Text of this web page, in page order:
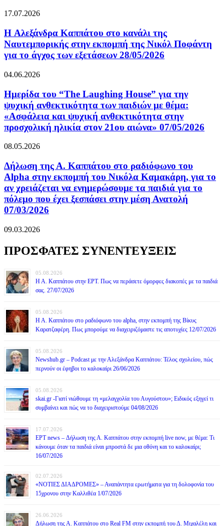
17.07.2026
H Αλεξάνδρα Καππάτου στο κανάλι της
Ναυτεμπορικής στην εκπομπή της Νικόλ Ποφάντη
για το άγχος των εξετάσεων 28/05/2026
04.06.2026
Ημερίδα του “The Laughing House” για την
ψυχική ανθεκτικότητα των παιδιών με θέμα:
«Ασφάλεια και ψυχική ανθεκτικότητα στην
προσχολική ηλικία στον 21ου αιώνα» 07/05/2026
08.05.2026
Δήλωση της Α. Καππάτου στο ραδιόφωνο του
Alpha στην εκπομπή του Νικόλα Καμακάρη, για το
αν χρειάζεται να ενημερώσουμε τα παιδιά για το
πόλεμο που έχει ξεσπάσει στην μέση Ανατολή
07/03/2026
09.03.2026
ΠΡΟΣΦΑΤΕΣ ΣΥΝΕΝΤΕΥΞΕΙΣ
05.08.2026
Η Α. Καππάτου στην ΕΡΤ. Πως να περάσετε όμορφες διακοπές με τα παιδιά
σας. 27/07/2026
05.08.2026
Η Α. Καππάτου στο ραδιόφωνο του alpha, στην εκπομπή της Βίκυς
Καρατζαφέρη. Πως μπορούμε να διαχειριζόμαστε τις αποτυχίες 12/07/2026
05.08.2026
Newshub.gr – Podcast με την Αλεξάνδρα Καππάτου: Τέλος σχολείου, πώς
περνούν οι έφηβοι το καλοκαίρι 26/06/2026
05.08.2026
skai.gr -Γιατί νιώθουμε τη «μελαγχολία του Αυγούστου»; Ειδικός εξηγεί τι
συμβαίνει και πώς να το διαχειριστούμε 04/08/2026
17.07.2026
ΕΡΤ news – Δήλωση της Α. Καππάτου στην εκπομπή live now, με θέμα: Τι
κάνουμε όταν τα παιδιά είναι μπροστά δε μια οθόνη και το καλοκαίρι;
16/07/2026
02.07.2026
«ΝΟΤΙΕΣ ΔΙΑΔΡΟΜΕΣ» – Αναπάντητα ερωτήματα για τη δολοφονία του
15χρονου στην Καλλιθέα 1/07/2026
26.06.2026
Δήλωση της Α. Καππάτου στο Real FM στην εκπομπή του Δ. Μιχαλέλη και